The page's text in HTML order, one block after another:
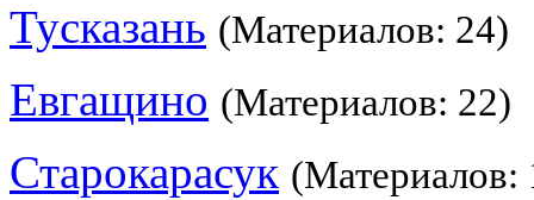
Тусказань (Материалов: 24)
Евгащино (Материалов: 22)
Старокарасук (Материалов: